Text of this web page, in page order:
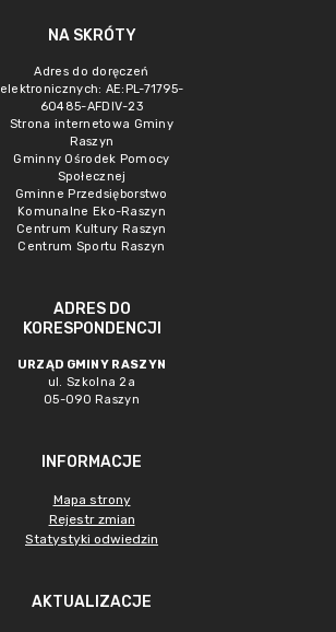
NA SKRÓTY
Adres do doręczeń
elektronicznych: AE:PL-71795-
60485-AFDIV-23
Strona internetowa Gminy
Raszyn
Gminny Ośrodek Pomocy
Społecznej
Gminne Przedsięborstwo
Komunalne Eko-Raszyn
Centrum Kultury Raszyn
Centrum Sportu Raszyn
ADRES DO
KORESPONDENCJI
URZĄD GMINY RASZYN
ul. Szkolna 2a
05-090 Raszyn
INFORMACJE
Mapa strony
Rejestr zmian
Statystyki odwiedzin
AKTUALIZACJE